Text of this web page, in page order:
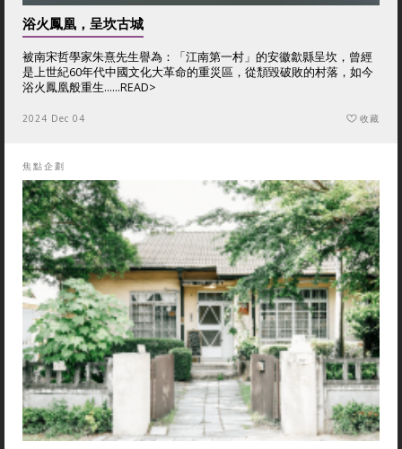
浴火鳳凰，呈坎古城
被南宋哲學家朱熹先生譽為：「江南第一村」的安徽歙縣呈坎，曾經
是上世紀60年代中國文化大革命的重災區，從頹毀破敗的村落，如今
浴火鳳凰般重生......READ>
2024 Dec 04 收藏
焦點企劃